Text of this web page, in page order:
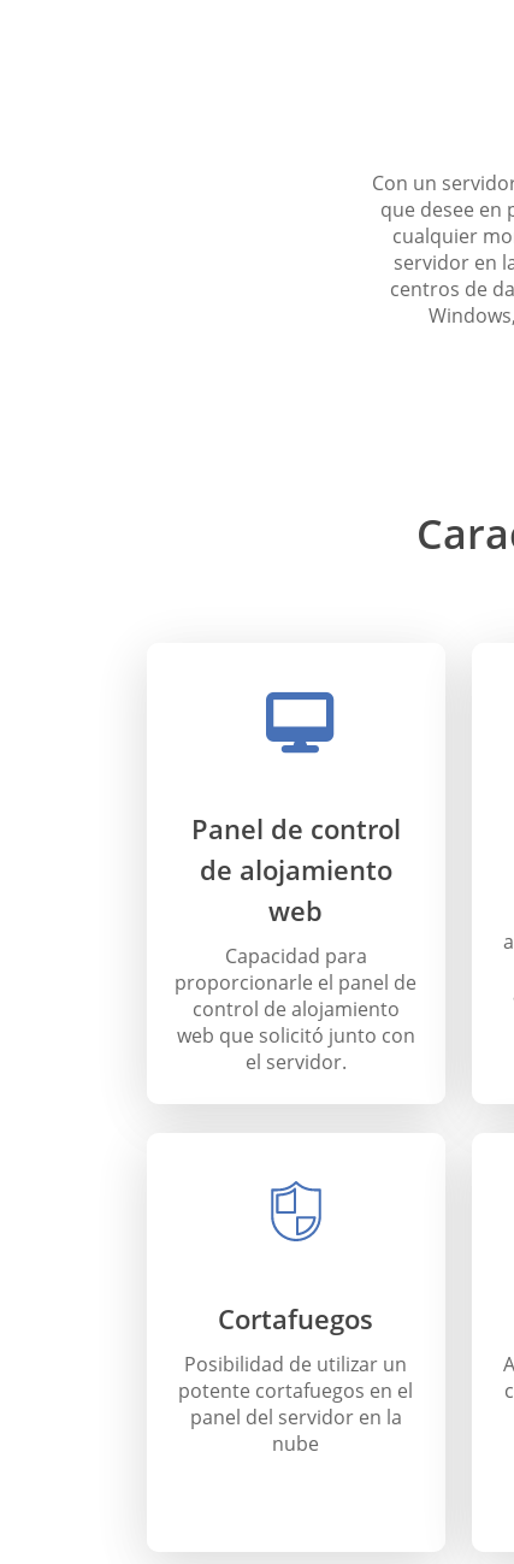
Con un
que desee en
cualquier
servidor en
centros de
Panel de control
de alojamiento
web
Capacidad para
proporcionarle el panel de
control de alojamiento
web que solicitó junto con
el servidor.
Cortafuegos
Posibilidad de utilizar un
potente cortafuegos en el
panel del servidor en la
nube